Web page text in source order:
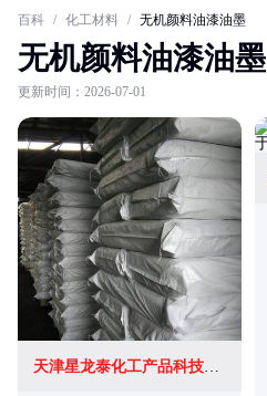
百科 / 化工材料 / 无机颜料油漆油墨
无机颜料油漆油墨
更新时间：2026-07-01
天津星龙泰化工产品科技有限公司